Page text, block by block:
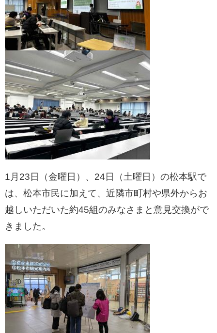
1月23日（金曜日）、24日（土曜日）の松本駅で
は、松本市民に加えて、近隣市町村や県外からお
越しいただいた約45組のみなさまと意見交換がで
きました。